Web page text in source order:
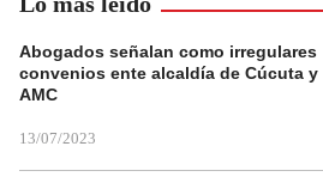
Abogados señalan como irregulares
convenios ente alcaldía de Cúcuta y
AMC
13/07/2023